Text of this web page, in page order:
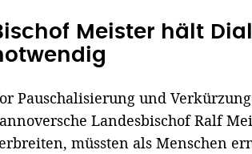
Meister hält
Pauschalisierung und
Landesbischof Ralf
müssten als Menschen